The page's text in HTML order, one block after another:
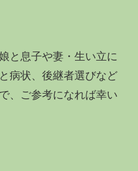
と息子や妻・生い立に
病状、後継者選びなど
、ご参考になれば幸い